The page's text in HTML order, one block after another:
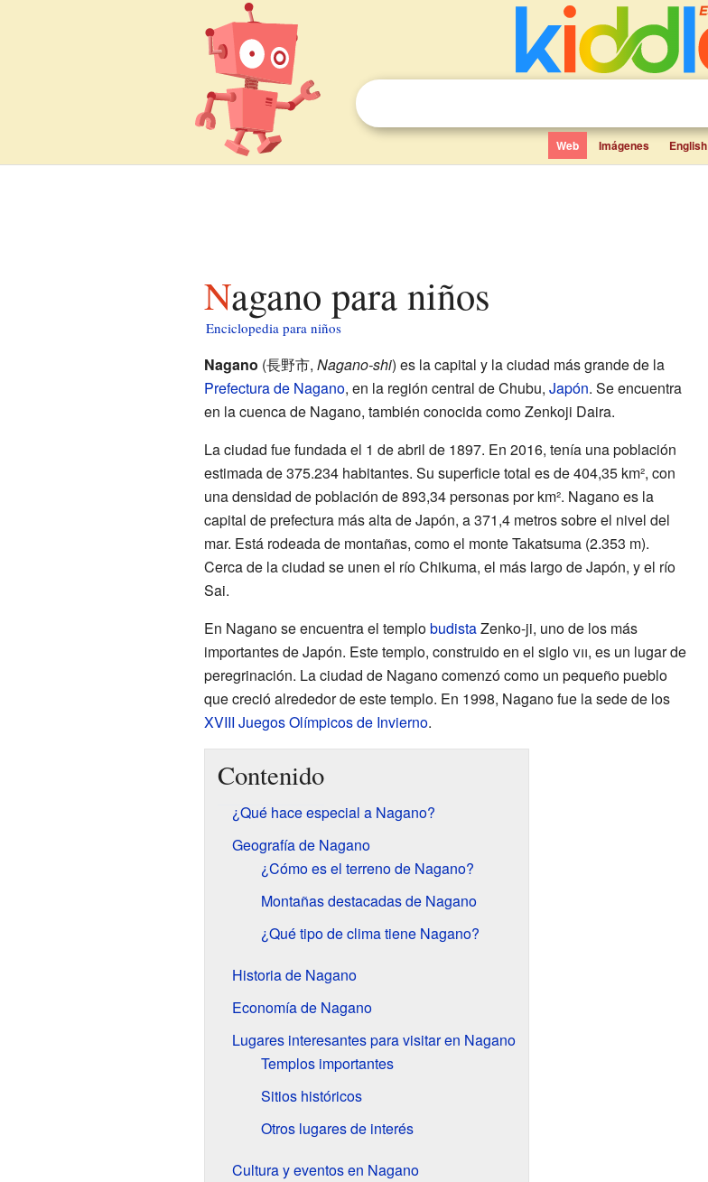
Web Imágenes English
Nagano para niños
Enciclopedia para niños
Nagano (長野市, Nagano-shi) es la capital y la ciudad más grande de la
Prefectura de Nagano, en la región central de Chubu, Japón. Se encuentra
en la cuenca de Nagano, también conocida como Zenkoji Daira.
La ciudad fue fundada el 1 de abril de 1897. En 2016, tenía una población
estimada de 375.234 habitantes. Su superficie total es de 404,35 km², con
una densidad de población de 893,34 personas por km². Nagano es la
capital de prefectura más alta de Japón, a 371,4 metros sobre el nivel del
mar. Está rodeada de montañas, como el monte Takatsuma (2.353 m).
Cerca de la ciudad se unen el río Chikuma, el más largo de Japón, y el río
Sai.
En Nagano se encuentra el templobudistaZenko-ji, uno de los más
importantes de Japón. Este templo, construido en el siglovii, es un lugar de
peregrinación. La ciudad de Nagano comenzó como un pequeño pueblo
que creció alrededor de este templo. En 1998, Nagano fue la sede de los
XVIII Juegos Olímpicos de Invierno.
Contenido
¿Qué hace especial a Nagano?
Geografía de Nagano
¿Cómo es el terreno de Nagano?
Montañas destacadas de Nagano
¿Qué tipo de clima tiene Nagano?
Historia de Nagano
Economía de Nagano
Lugares interesantes para visitar en Nagano
Templos importantes
Sitios históricos
Otros lugares de interés
Cultura y eventos en Nagano